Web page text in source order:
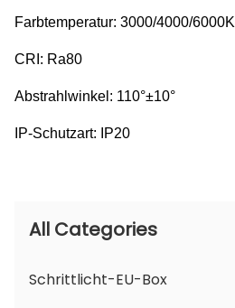
Farbtemperatur: 3000/4000/6000K
CRI: Ra80
Abstrahlwinkel: 110°±10°
IP-Schutzart: IP20
All Categories
Schrittlicht-EU-Box